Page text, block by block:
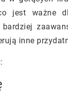
jest ważne
inne